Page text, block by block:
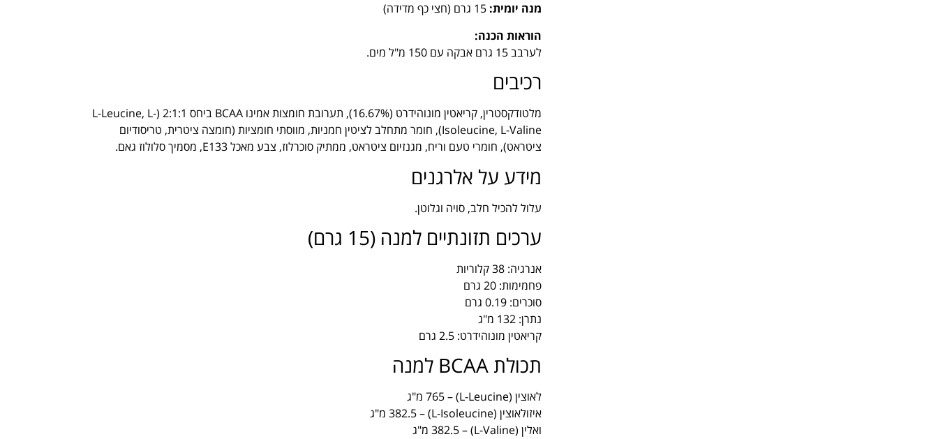
מנה יומית:
הוראות הכנה:
לערבב 15 גרם אבקה עם 150 מ"ל מים.
רכיבים
מלטודקסטרין, קריאטין מונוהידרט (16.67%), תערובת חומצות אמינו BCAA ביחס 2:1:1 (L-Leucine, L-
Isoleucine, L-Valine), חומר מתחלב לציטין חמניות, מווסתי חומציות (חומצה ציטרית, טריסודיום
ציטראט), חומרי טעם וריח, מגנזיום ציטראט, ממתיק סוכרלוז, צבע מאכל E133, מסמיך סלולוז גאם.
מידע על אלרגנים
עלול להכיל חלב, סויה וגלוטן.
ערכים תזונתיים למנה (15 גרם)
אנרגיה: 38 קלוריות
פחמימות: 20 גרם
סוכרים: 0.19 גרם
נתרן: 132 מ"ג
קריאטין מונוהידרט: 2.5 גרם
תכולת BCAA למנה
לאוצין (L-Leucine) – 765 מ"ג
איזולאוצין (L-Isoleucine) – 382.5 מ"ג
ואלין (L-Valine) – 382.5 מ"ג